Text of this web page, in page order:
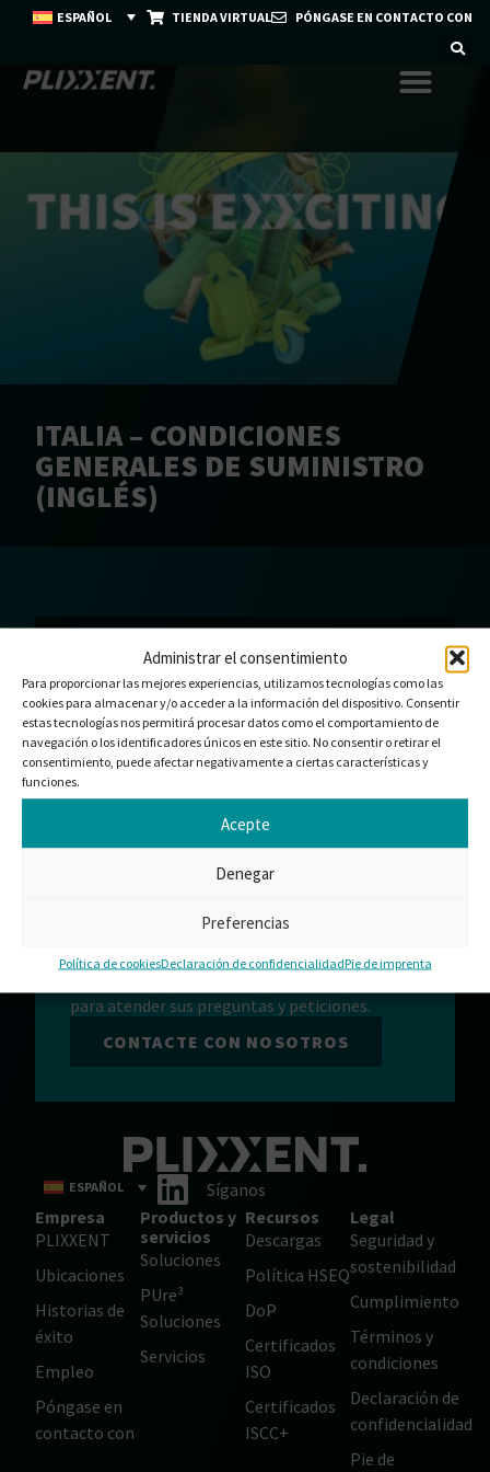
Administrar el consentimiento
Para proporcionar las mejores experiencias, utilizamos tecnologías como las
cookies para almacenar y/o acceder a la información del dispositivo. Consentir
estas tecnologías nos permitirá procesar datos como el comportamiento de
navegación o los identificadores únicos en este sitio. No consentir o retirar el
consentimiento, puede afectar negativamente a ciertas características y
funciones.
Acepte
Denegar
Preferencias
Política de cookiesDeclaración de confidencialidadPie de imprenta
ESPAÑOL TIENDA VIRTUAL PÓNGASE EN CONTACTO CON
ITALIA – CONDICIONES
GENERALES DE SUMINISTRO
(INGLÉS)
DESCARGA DE RECURSOS
Gracias por su interés en Italia – Condiciones
generales de suministro (inglés). Si su descarga
aún no ha comenzado, haga clic en descargar.
DESCARGAR
¿LE GUSTARÍA TRABAJAR
CON NOSOTROS?
personalizados adaptados a sus necesidades.
para atender sus preguntas y peticiones.
CONTACTE CON NOSOTROS
ESPAÑOL
Síganos
Empresa
PLIXXENT
Ubicaciones
Historias de
éxito
Empleo
Póngase en
contacto con
Productos y
servicios
Soluciones
PUre³
Soluciones
Servicios
Recursos
Descargas
Política HSEQ
DoP
Certificados
ISO
Certificados
ISCC+
Legal
Seguridad y
sostenibilidad
Cumplimiento
Términos y
condiciones
Declaración de
confidencialidad
Pie de